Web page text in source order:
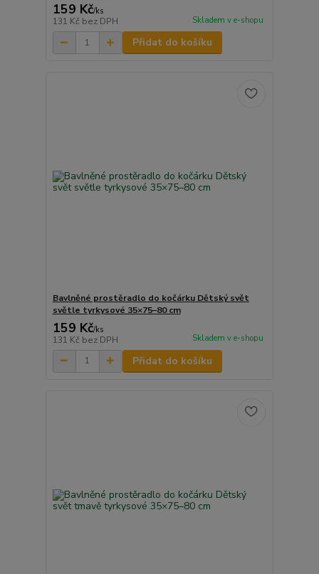
159 Kč/ks
131 Kč bez DPH Skladem v e-shopu
Přidat do košíku
Bavlněné prostěradlo do kočárku Dětský svět
světle tyrkysové 35×75–80 cm
159 Kč/ks
131 Kč bez DPH Skladem v e-shopu
Přidat do košíku